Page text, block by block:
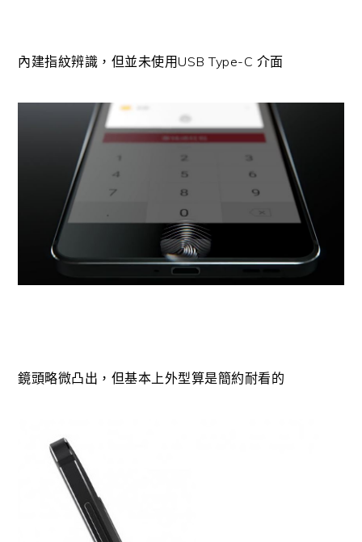
內建指紋辨識，但並未使用USB Type-C 介面
鏡頭略微凸出，但基本上外型算是簡約耐看的